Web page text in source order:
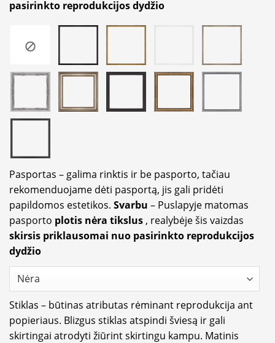
pasirinkto reprodukcijos dydžio
Pasportas – galima rinktis ir be pasporto, tačiau
rekomenduojame dėti pasportą, jis gali pridėti
papildomos estetikos. Svarbu – Puslapyje matomas
pasporto plotis nėra tikslus, realybėje šis vaizdas
skirsis priklausomai nuo pasirinkto reprodukcijos
dydžio
Stiklas – būtinas atributas rėminant reprodukcija ant
popieriaus. Blizgus stiklas atspindi šviesą ir gali
skirtingai atrodyti žiūrint skirtingu kampu. Matinis